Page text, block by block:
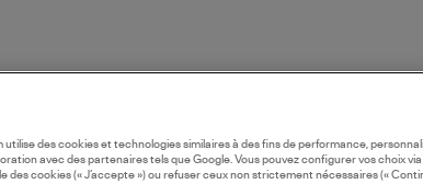
utilise des cookies et technologies similaires à des fins de performance,
avec des partenaires tels que Google. Vous pouvez configurer vos choix via
des cookies (« J’accepte ») ou refuser ceux non strictement nécessaires («